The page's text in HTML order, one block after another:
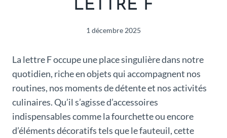
LETTRE F
1 décembre 2025
La lettre F occupe une place singulière dans notre
quotidien, riche en objets qui accompagnent nos
routines, nos moments de détente et nos activités
culinaires. Qu’il s’agisse d’accessoires
indispensables comme la fourchette ou encore
d’éléments décoratifs tels que le fauteuil, cette